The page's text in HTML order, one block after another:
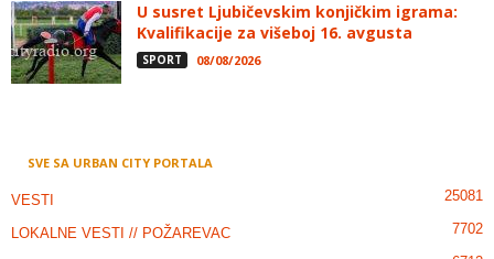
U susret Ljubičevskim konjičkim igrama:
Kvalifikacije za višeboj 16. avgusta
SPORT 08/08/2026
SVE SA URBAN CITY PORTALA
VESTI 25081
LOKALNE VESTI // POŽAREVAC 7702